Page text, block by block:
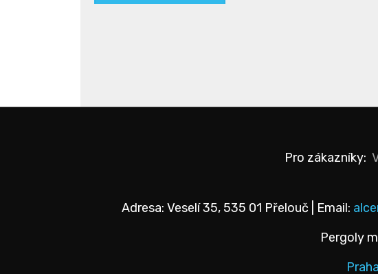
Pro zákazníky:
Adresa: Veselí 35, 535 01 Přelouč | Email:
Pergoly
Praha